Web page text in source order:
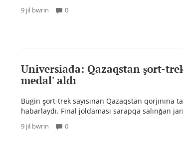
9 jıl bwrın 0
Universiada: Qazaqstan şort-
medal' aldı
Bügin şort-trek sayısınan Qazaqstan qorjınına
habarlaydı. Final joldaması sarapqa salınğan
9 jıl bwrın 0